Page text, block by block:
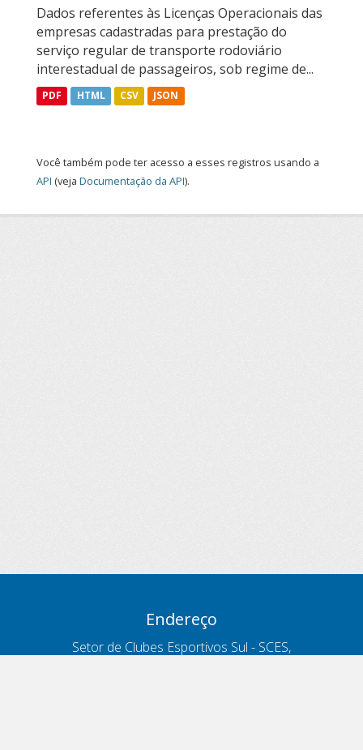
Dados referentes às Licenças Operacionais das
empresas cadastradas para prestação do
serviço regular de transporte rodoviário
interestadual de passageiros, sob regime de...
PDF HTML CSV JSON
Você também pode ter acesso a esses registros usando a
API (veja Documentação da API).
Endereço
Setor de Clubes Esportivos Sul - SCES,